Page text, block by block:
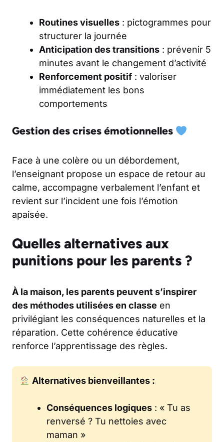
Routines visuelles : pictogrammes pour
structurer la journée
Anticipation des transitions : prévenir 5
minutes avant le changement d’activité
Renforcement positif : valoriser
immédiatement les bons
comportements
Gestion des crises émotionnelles
Face à une colère ou un débordement,
l’enseignant propose un espace de retour au
calme, accompagne verbalement l’enfant et
revient sur l’incident une fois l’émotion
apaisée.
Quelles alternatives aux
punitions pour les parents ?
À la maison, les parents peuvent s’inspirer
des méthodes utilisées en classe en
privilégiant les conséquences naturelles et la
réparation. Cette cohérence éducative
renforce l’apprentissage des règles.
Alternatives bienveillantes :
Conséquences logiques : « Tu as
renversé ? Tu nettoies avec
maman »